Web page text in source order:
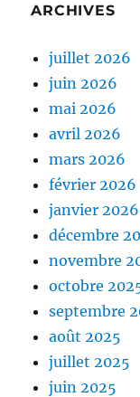
ARCHIVES
juillet 2026
juin 2026
mai 2026
avril 2026
mars 2026
février 2026
janvier 2026
décembre
novembre
octobre
septembre
août 2025
juillet 2025
juin 2025